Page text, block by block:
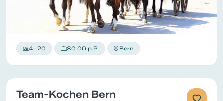
4–20 80.00 p.P. Bern
Team-Kochen Bern